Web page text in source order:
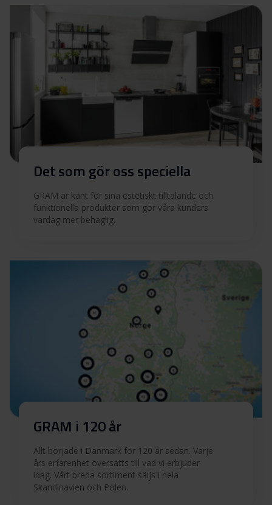
Det som gör oss speciella
GRAM är känt för sina estetiskt tilltalande och
funktionella produkter som gör våra kunders
vardag mer behaglig.
GRAM i 120 år
Allt började i Danmark för 120 år sedan. Varje
års erfarenhet översätts till vad vi erbjuder
idag. Vårt breda sortiment säljs i hela
Skandinavien och Polen.